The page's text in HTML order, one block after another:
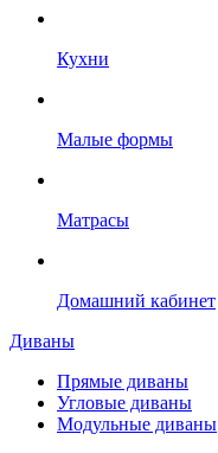
Кухни
Малые формы
Матрасы
Домашний кабинет
Диваны
Прямые диваны
Угловые диваны
Модульные диваны